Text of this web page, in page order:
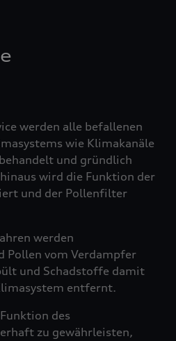
werden alle befallenen
wie Klimakanäle
und gründlich
wird die Funktion der
und der Pollenfilter
werden
Pollen vom Verdampfer
und Schadstoffe damit
entfernt.
des
zu gewährleisten,